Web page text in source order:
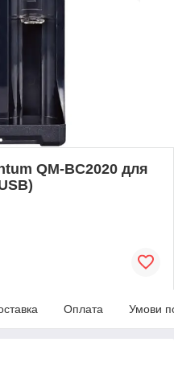
QM-BC2020 для
Оплата Умови